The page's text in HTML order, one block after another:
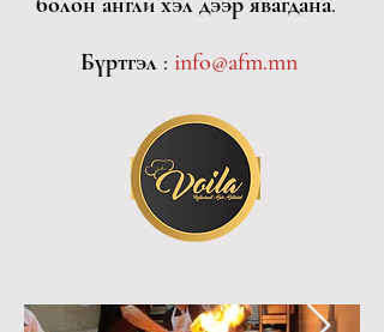
Бүртгэл : info@afm.mn